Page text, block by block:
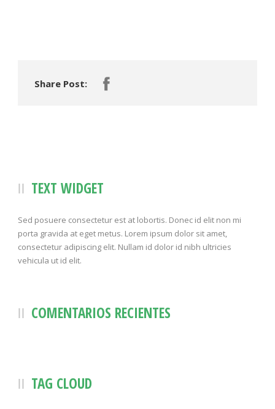
Share Post:
TEXT WIDGET
Sed posuere consectetur est at lobortis. Donec id elit non mi
porta gravida at eget metus. Lorem ipsum dolor sit amet,
consectetur adipiscing elit. Nullam id dolor id nibh ultricies
vehicula ut id elit.
COMENTARIOS RECIENTES
TAG CLOUD